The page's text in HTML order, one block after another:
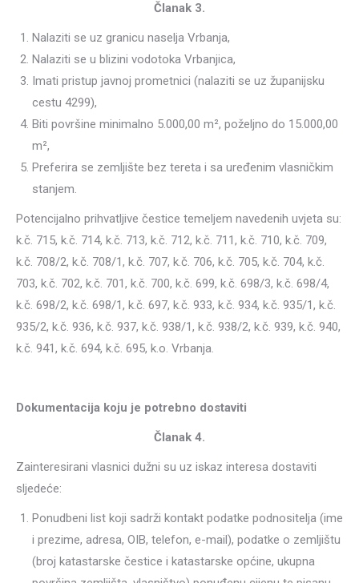
Članak 3.
Nalaziti se uz granicu naselja Vrbanja,
Nalaziti se u blizini vodotoka Vrbanjica,
Imati pristup javnoj prometnici (nalaziti se uz županijsku
cestu 4299),
Biti površine minimalno 5.000,00 m², poželjno do 15.000,00
m²,
Preferira se zemljište bez tereta i sa uređenim vlasničkim
stanjem.
Potencijalno prihvatljive čestice temeljem navedenih uvjeta su:
k.č. 715, k.č. 714, k.č. 713, k.č. 712, k.č. 711, k.č. 710, k.č. 709,
k.č. 708/2, k.č. 708/1, k.č. 707, k.č. 706, k.č. 705, k.č. 704, k.č.
703, k.č. 702, k.č. 701, k.č. 700, k.č. 699, k.č. 698/3, k.č. 698/4,
k.č. 698/2, k.č. 698/1, k.č. 697, k.č. 933, k.č. 934, k.č. 935/1, k.č.
935/2, k.č. 936, k.č. 937, k.č. 938/1, k.č. 938/2, k.č. 939, k.č. 940,
k.č. 941, k.č. 694, k.č. 695, k.o. Vrbanja.
Dokumentacija koju je potrebno dostaviti
Članak 4.
Zainteresirani vlasnici dužni su uz iskaz interesa dostaviti
sljedeće:
Ponudbeni list koji sadrži kontakt podatke podnositelja (ime
i prezime, adresa, OIB, telefon, e-mail), podatke o zemljištu
(broj katastarske čestice i katastarske općine, ukupna